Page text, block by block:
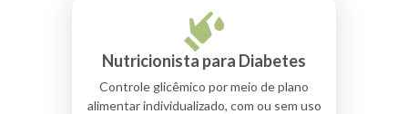
Nutricionista para Diabetes
Controle glicêmico por meio de plano
alimentar individualizado, com ou sem uso